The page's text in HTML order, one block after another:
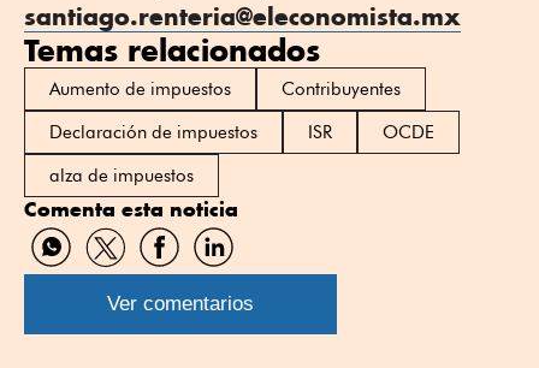
santiago.renteria@eleconomista.mx
Temas relacionados
Aumento de impuestos
Contribuyentes
Declaración de impuestos
ISR
OCDE
alza de impuestos
Comenta esta noticia
Compartir
por
WhatsApp
Compartir
por
Twitter
Compartir
por
Facebook
Compartir
por
Linkedin
Ver comentarios